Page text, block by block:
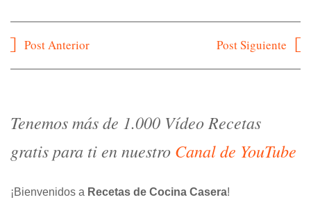
Navegación
Post Anterior Post Siguiente
Tenemos más de 1.000 Vídeo Recetas
gratis para ti en nuestro Canal de YouTube
¡Bienvenidos a Recetas de Cocina Casera!